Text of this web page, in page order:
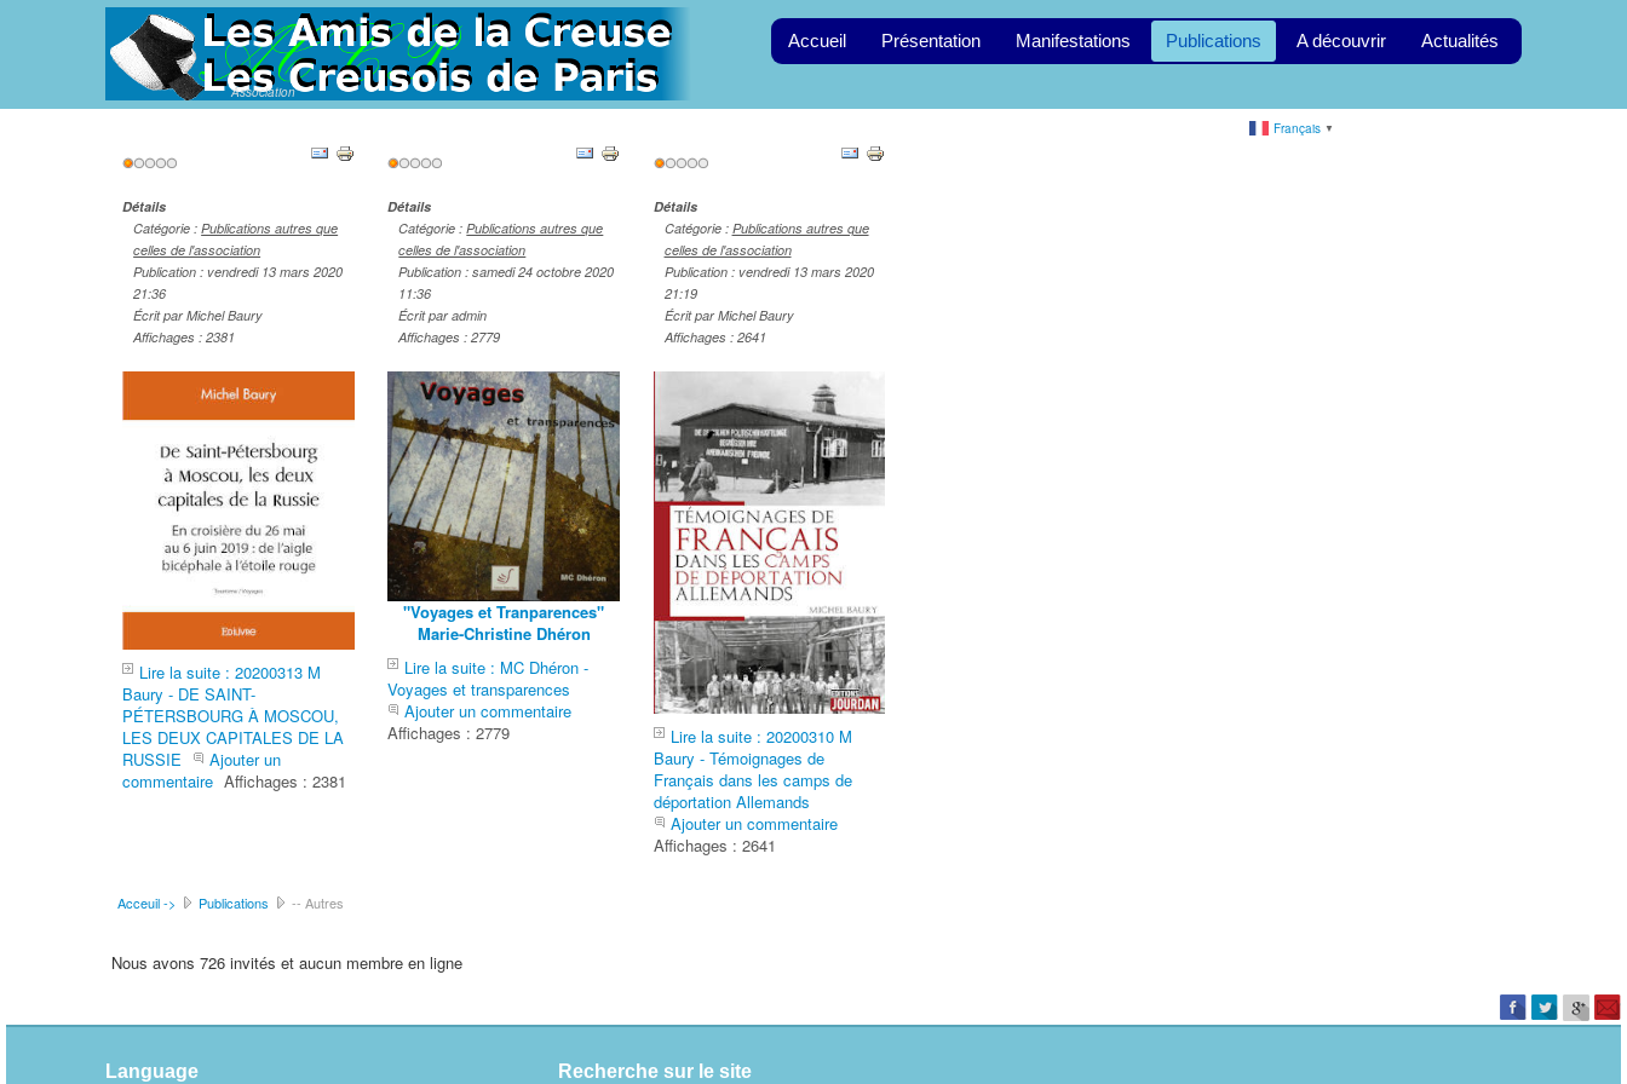
Association
Accueil Présentation Manifestations Publications A découvrir Actualités
Vote
Détails
Catégorie :Publications autres que
celles de l'association
Publication : vendredi 13 mars 2020
21:36
Écrit par Michel Baury
Affichages : 2381
Lire la suite : 20200313 M
Baury - DE SAINT-
PÉTERSBOURG À MOSCOU,
LES DEUX CAPITALES DE LA
RUSSIE
Ajouter un
commentaire Affichages : 2381
Vote
Détails
Catégorie :Publications autres que
celles de l'association
Publication : samedi 24 octobre 2020
11:36
Écrit par admin
Affichages : 2779
"Voyages et Tranparences"
Marie-Christine Dhéron
Lire la suite : MC Dhéron -
Voyages et transparences
Ajouter un commentaire
Affichages : 2779
Vote
Détails
Catégorie : Publications autres que
celles de l'association
Publication : vendredi 13 mars 2020
21:19
Écrit par Michel Baury
Affichages : 2641
Lire la suite : 20200310 M
Baury - Témoignages de
Français dans les camps de
déportation Allemands
Ajouter un commentaire
Affichages : 2641
Acceuil -> Publications -- Autres
Français ▼
Nous avons 726 invités et aucun membre en ligne
Language Recherche sur le site